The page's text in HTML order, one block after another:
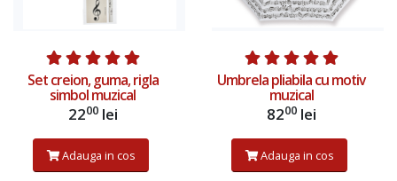
Set creion, guma, rigla
simbol muzical
2200lei
Adauga in cos
Umbrela pliabila cu motiv
muzical
8200lei
Adauga in cos